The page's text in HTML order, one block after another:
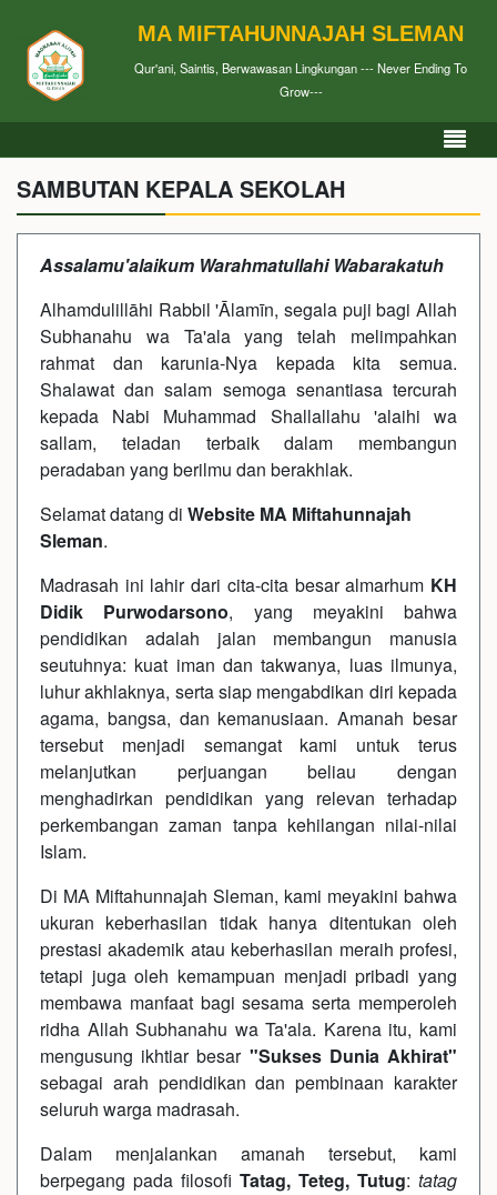
MA MIFTAHUNNAJAH SLEMAN
Qur'ani, Saintis, Berwawasan Lingkungan --- Never Ending To
Grow---
SAMBUTAN KEPALA SEKOLAH
Assalamu'alaikum Warahmatullahi Wabarakatuh
Alhamdulillāhi Rabbil 'Ālamīn, segala puji bagi Allah
Subhanahu wa Ta'ala yang telah melimpahkan
rahmat dan karunia-Nya kepada kita semua.
Shalawat dan salam semoga senantiasa tercurah
kepada Nabi Muhammad Shallallahu 'alaihi wa
sallam, teladan terbaik dalam membangun
peradaban yang berilmu dan berakhlak.
Selamat datang di Website MA Miftahunnajah
Sleman.
Madrasah ini lahir dari cita-cita besar almarhum KH
Didik Purwodarsono, yang meyakini bahwa
pendidikan adalah jalan membangun manusia
seutuhnya: kuat iman dan takwanya, luas ilmunya,
luhur akhlaknya, serta siap mengabdikan diri kepada
agama, bangsa, dan kemanusiaan. Amanah besar
tersebut menjadi semangat kami untuk terus
melanjutkan perjuangan beliau dengan
menghadirkan pendidikan yang relevan terhadap
perkembangan zaman tanpa kehilangan nilai-nilai
Islam.
Di MA Miftahunnajah Sleman, kami meyakini bahwa
ukuran keberhasilan tidak hanya ditentukan oleh
prestasi akademik atau keberhasilan meraih profesi,
tetapi juga oleh kemampuan menjadi pribadi yang
membawa manfaat bagi sesama serta memperoleh
ridha Allah Subhanahu wa Ta'ala. Karena itu, kami
mengusung ikhtiar besar "Sukses Dunia Akhirat"
sebagai arah pendidikan dan pembinaan karakter
seluruh warga madrasah.
Dalam menjalankan amanah tersebut, kami
berpegang pada filosofi Tatag, Teteg, Tutug: tatag